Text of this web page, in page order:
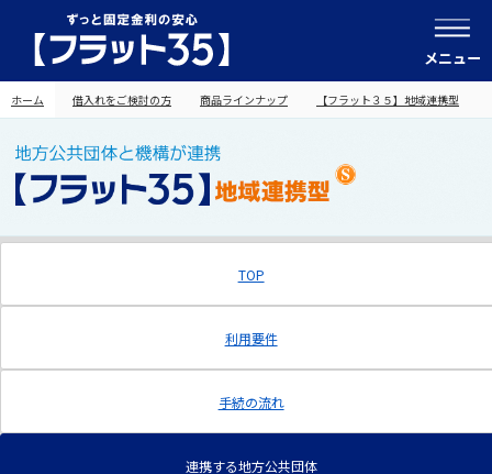
メニュー
ホーム 借入れをご検討の方 商品ラインナップ 【フラット３５】地域連携型
TOP
利用要件
手続の流れ
連携する地方公共団体